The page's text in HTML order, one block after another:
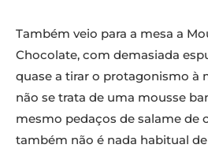
Também veio para a mesa a
Chocolate, com demasiada
quase a tirar o protagonismo à
não se trata de uma mousse
mesmo pedaços de salame de
também não é nada habitual